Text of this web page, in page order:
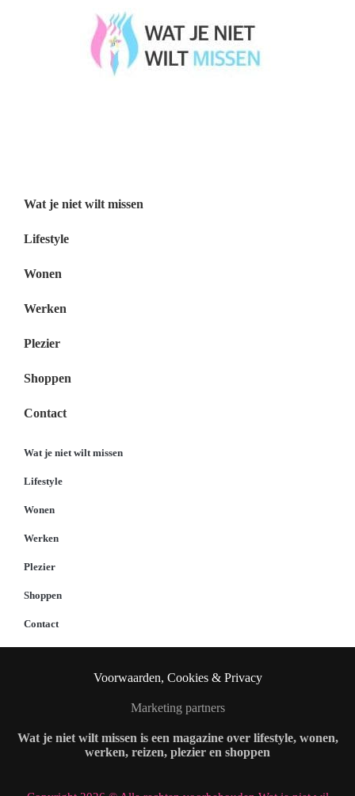
Wat je niet wilt missen
Lifestyle
Wonen
Werken
Plezier
Shoppen
Contact
Wat je niet wilt missen
Lifestyle
Wonen
Werken
Plezier
Shoppen
Contact
Voorwaarden, Cookies & Privacy
Marketing partners
Wat je niet wilt missen is een magazine over lifestyle, wonen,
werken, reizen, plezier en shoppen